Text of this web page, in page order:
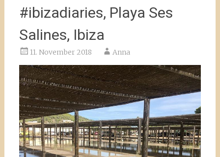
#ibizadiaries, Playa Ses
Salines, Ibiza
11. November 2018 Anna